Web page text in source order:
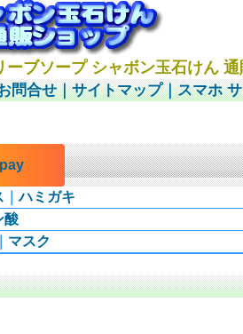
ブソープ シャボン玉石けん
問合せ｜サイトマップ｜スマホ
｜ハミガキ
酸
マスク